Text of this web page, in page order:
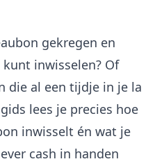
gekregen en
inwisselen? Of
die al een tijdje in je la
lees je precies hoe
inwisselt én wat je
cash in handen